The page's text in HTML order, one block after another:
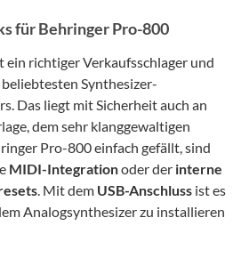
für Behringer Pro-800
ein richtiger Verkaufsschlager und
Synthesizer-
Das liegt mit Sicherheit auch an
dem sehr klanggewaltigen
Pro-800 einfach gefällt, sind
MIDI-Integrationoder der interne
. Mit dem USB-Anschluss ist es
Analogsynthesizer zu installieren